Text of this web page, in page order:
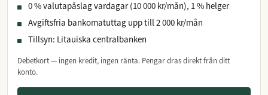
0 % valutapåslag vardagar (10 000 kr/mån), 1 % helger
Avgiftsfria bankomatuttag upp till 2 000 kr/mån
Tillsyn: Litauiska centralbanken
Debetkort — ingen kredit, ingen ränta. Pengar dras direkt från ditt
konto.